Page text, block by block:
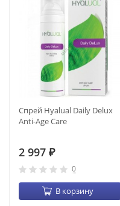
Спрей Hyalual Daily Delux
Anti-Age Care
2 997 ₽
0
В корзину